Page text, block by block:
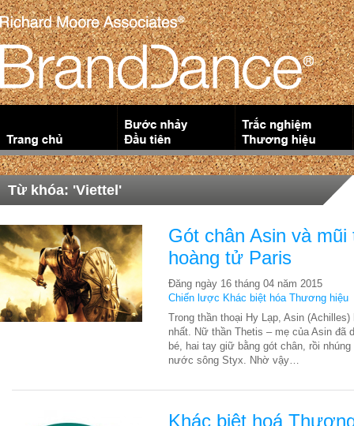
Từ khóa: 'Viettel'
Gót chân Asin và mũi
hoàng tử Paris
Đăng ngày 16 tháng 04 năm 2015
Chiến lược Khác biệt hóa Thương hiệu
Trong thần thoại Hy Lạp, Asin
nhất. Nữ thần Thetis – mẹ của Asin đã
bé, hai tay giữ bằng gót chân, rồi
nước sông Styx. Nhờ vậy…
Khác biệt hoá